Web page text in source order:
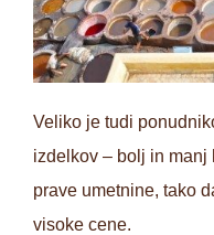
Veliko je tudi
izdelkov – bolj in manj
prave umetnine, tako
visoke cene.